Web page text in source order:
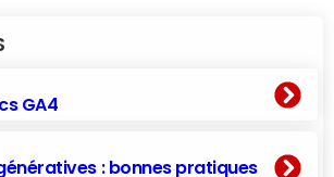
GA4
: bonnes pratiques